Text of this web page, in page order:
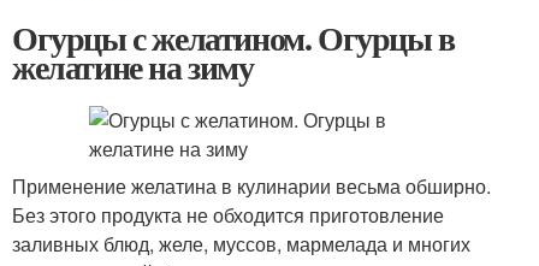
Огурцы с желатином. Огурцы в
желатине на зиму
Применение желатина в кулинарии весьма обширно.
Без этого продукта не обходится приготовление
заливных блюд, желе, муссов, мармелада и многих